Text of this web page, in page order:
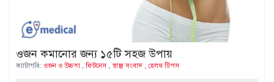
ওজন কমানোর জন্য ১৫টি সহজ উপায়
ক্যাটাগরি: ওজন ও উচ্চতা,ফিটনেস, স্বাস্থ্য সংবাদ হেলথ টিপস